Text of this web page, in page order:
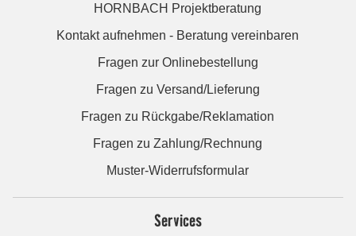
HORNBACH Projektberatung
Kontakt aufnehmen - Beratung vereinbaren
Fragen zur Onlinebestellung
Fragen zu Versand/Lieferung
Fragen zu Rückgabe/Reklamation
Fragen zu Zahlung/Rechnung
Muster-Widerrufsformular
Services